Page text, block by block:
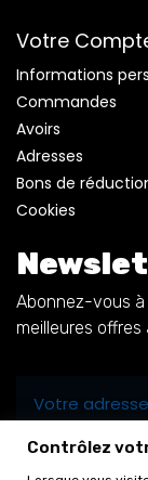
Votre
Informations
Commandes
Avoirs
Adresses
Bons de
Cookies
Abonnez-vous
meilleures
Contrôlez